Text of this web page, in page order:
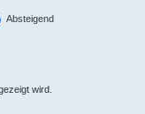
Absteigend
wird.